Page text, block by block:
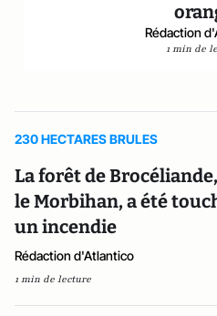
Rédaction
1 min de
230 HECTARES BRULES
La forêt de
le Morbihan, a été
un incendie
Rédaction d'Atlantico
1 min de lecture